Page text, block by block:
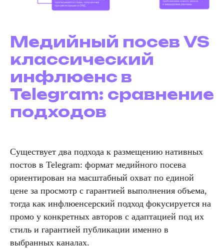
Медийный посев VS
классический
инфлюенс в
Telegram: сравнение
подходов
Существует два подхода к размещению нативных
постов в Telegram: формат медийного посева
ориентирован на масштабный охват по единой
цене за просмотр с гарантией выполнения объема,
тогда как инфлюенсерский подход фокусируется на
промо у конкретных авторов с адаптацией под их
стиль и гарантией публикации именно в
выбранных каналах.